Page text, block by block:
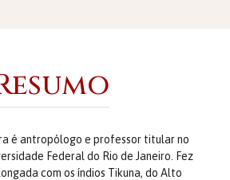
é antropólogo e professor titular no
Federal do Rio de Janeiro. Fez
com os índios Tikuna, do Alto